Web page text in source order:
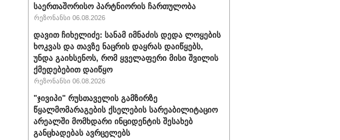
საერთაშორისო პარტნიორის ჩართულობა
რეზონანსი 06.08.2026
დავით ჩიხელიძე: სანამ იმნაძის დედა ლოყების
ხოკვას და თავზე ნაცრის დაყრას დაიწყებს,
უნდა გაიხსენოს, რომ ყველაფერი მისი შვილის
ქმედებებით დაიწყო
რეზონანსი 06.08.2026
"ჯივიპი" რუსთაველის გამზირზე
წყალმომარაგების ქსელების სარეაბილიტაციო
არეალში მომხდარი ინციდენტის შესახებ
განცხადებას ავრცელებს